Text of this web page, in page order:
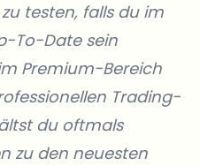
testen, falls du im
To-Date sein
Premium-Bereich
Trading-
du oftmals
zu den neuesten